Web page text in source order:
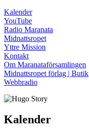
Kalender
YouTube
Radio Maranata
Midnattsropet
Yttre Mission
Kontakt
Om Maranataförsamlingen
Midnattsropet förlag | Butik
Webbradio
Kalender